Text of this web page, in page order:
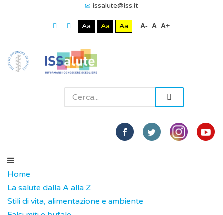
issalute@iss.it
Aa Aa Aa A- A A+
Home
La salute dalla A alla Z
Stili di vita, alimentazione e ambiente